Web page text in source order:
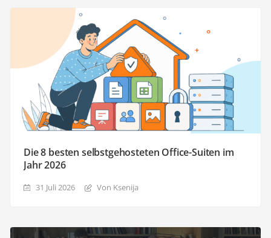
Die 8 besten selbstgehosteten Office-Suiten im
Jahr 2026
31 Juli 2026 Von Ksenija